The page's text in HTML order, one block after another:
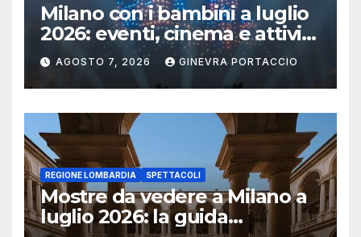
Milano con i bambini a luglio
2026: eventi, cinema e attività
per famiglie
AGOSTO 7, 2026 GINEVRA PORTACCIO
REGIONE LOMBARDIA SPETTACOLI
Mostre da vedere a Milano a
luglio 2026: la guida